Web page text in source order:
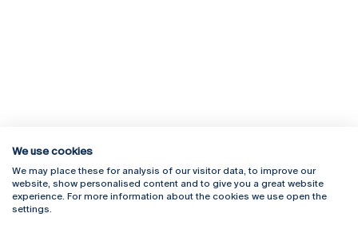
Rua Diogo Botelho 1327
4169-005 Porto
+351 226 196 240
Campus Online
Webmail
We use cookies
We may place these for analysis of our visitor data, to improve our
website, show personalised content and to give you a great website
experience. For more information about the cookies we use open the
settings.